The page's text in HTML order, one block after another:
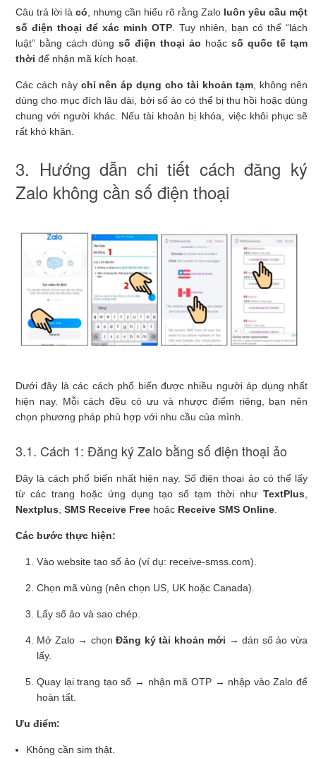
Câu trả lời là có , nhưng cần hiểu rõ rằng Zalo luôn yêu cầu một
số điện thoại để xác minh OTP . Tuy nhiên, bạn có thể “lách
luật” bằng cách dùng số điện thoại ảo hoặc số quốc tế tạm
thời để nhận mã kích hoạt.
Các cách này chỉ nên áp dụng cho tài khoản tạm , không nên
dùng cho mục đích lâu dài, bởi số ảo có thể bị thu hồi hoặc dùng
chung với người khác. Nếu tài khoản bị khóa, việc khôi phục sẽ
rất khó khăn.
3. Hướng dẫn chi tiết cách đăng ký
Zalo không cần số điện thoại
Dưới đây là các cách phổ biến được nhiều người áp dụng nhất
hiện nay. Mỗi cách đều có ưu và nhược điểm riêng, bạn nên
chọn phương pháp phù hợp với nhu cầu của mình.
3.1. Cách 1: Đăng ký Zalo bằng số điện thoại ảo
Đây là cách phổ biến nhất hiện nay. Số điện thoại ảo có thể lấy
từ các trang hoặc ứng dụng tạo số tạm thời như TextPlus
Nextplus SMS Receive Free hoặc Receive SMS Online
Các bước thực hiện:
Vào website tạo số ảo (ví dụ: receive-smss.com).
Chọn mã vùng (nên chọn US, UK hoặc Canada).
Lấy số ảo và sao chép.
Mở Zalo → chọnĐăng ký tài khoản mới → dán số ảo vừa
lấy.
Quay lại trang tạo số → nhận mã OTP → nhập vào Zalo để
hoàn tất.
Ưu điểm:
Không cần sim thật.